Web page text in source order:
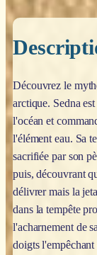
Découvrez le
arctique. Sedna
l'océan et
l'élément eau. Sa
sacrifiée par son
puis, découvrant
délivrer mais la
dans la tempête
l'acharnement de
doigts l'empêchant